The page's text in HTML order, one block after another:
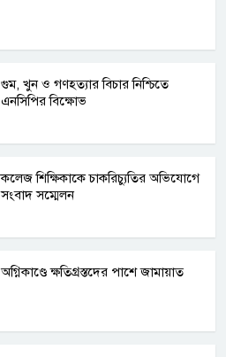
গুম, খুন ও গণহত্যার বিচার নিশ্চিতে
এনসিপির বিক্ষোভ
কলেজ শিক্ষিকাকে চাকরিচ্যুতির অভিযোগে
সংবাদ সম্মেলন
অগ্নিকাণ্ডে ক্ষতিগ্রস্তদের পাশে জামায়াত